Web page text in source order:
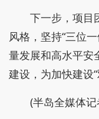
下一步，项目
风格，坚持“三位
量发展和高水平安
建设，为加快建设“
(半岛全媒体记